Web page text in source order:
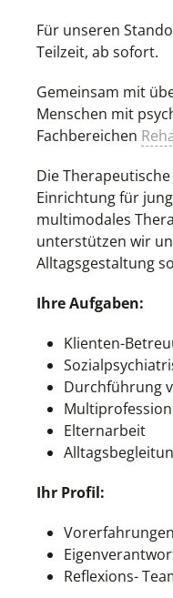
Für unseren
Teilzeit, ab sofort.
Gemeinsam mit
Menschen mit
Fachbereichen
Die
Einrichtung für
multimodales
unterstützen wir
Alltagsgestaltung
Ihre Aufgaben:
Klienten-
Durchführung
Elternarbeit
Ihr Profil:
Reflexions-